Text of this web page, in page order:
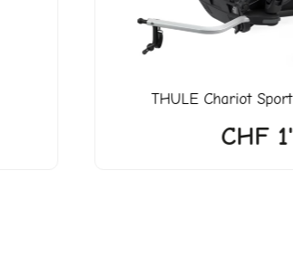
THULEChariot
CHF